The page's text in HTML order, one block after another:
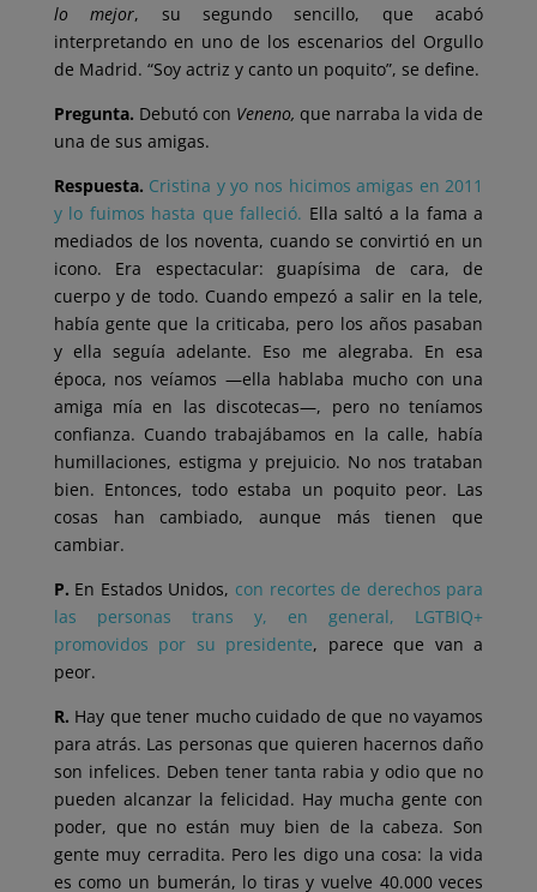
lo mejor, su segundo sencillo, que acabó
interpretando en uno de los escenarios del Orgullo
de Madrid. “Soy actriz y canto un poquito”, se define.
Pregunta. Debutó con Veneno, que narraba la vida de
una de sus amigas.
Respuesta. Cristina y yo nos hicimos amigas en 2011
y lo fuimos hasta que falleció. Ella saltó a la fama a
mediados de los noventa, cuando se convirtió en un
icono. Era espectacular: guapísima de cara, de
cuerpo y de todo. Cuando empezó a salir en la tele,
había gente que la criticaba, pero los años pasaban
y ella seguía adelante. Eso me alegraba. En esa
época, nos veíamos ―ella hablaba mucho con una
amiga mía en las discotecas―, pero no teníamos
confianza. Cuando trabajábamos en la calle, había
humillaciones, estigma y prejuicio. No nos trataban
bien. Entonces, todo estaba un poquito peor. Las
cosas han cambiado, aunque más tienen que
cambiar.
P. En Estados Unidos, con recortes de derechos para
las personas trans y, en general, LGTBIQ+
promovidos por su presidente, parece que van a
peor.
R. Hay que tener mucho cuidado de que no vayamos
para atrás. Las personas que quieren hacernos daño
son infelices. Deben tener tanta rabia y odio que no
pueden alcanzar la felicidad. Hay mucha gente con
poder, que no están muy bien de la cabeza. Son
gente muy cerradita. Pero les digo una cosa: la vida
es como un bumerán, lo tiras y vuelve 40.000 veces